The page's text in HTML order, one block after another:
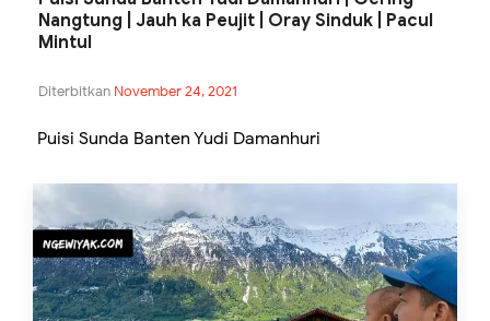
Nangtung | Jauh ka Peujit | Oray Sinduk | Pacul
Mintul
Diterbitkan November 24, 2021
Puisi Sunda Banten Yudi Damanhuri